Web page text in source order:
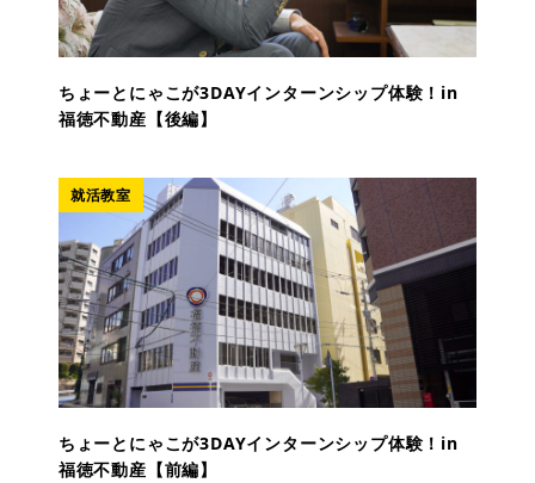
ちょーとにゃこが3DAYインターンシップ体験！in
福徳不動産【後編】
就活教室
ちょーとにゃこが3DAYインターンシップ体験！in
福徳不動産【前編】